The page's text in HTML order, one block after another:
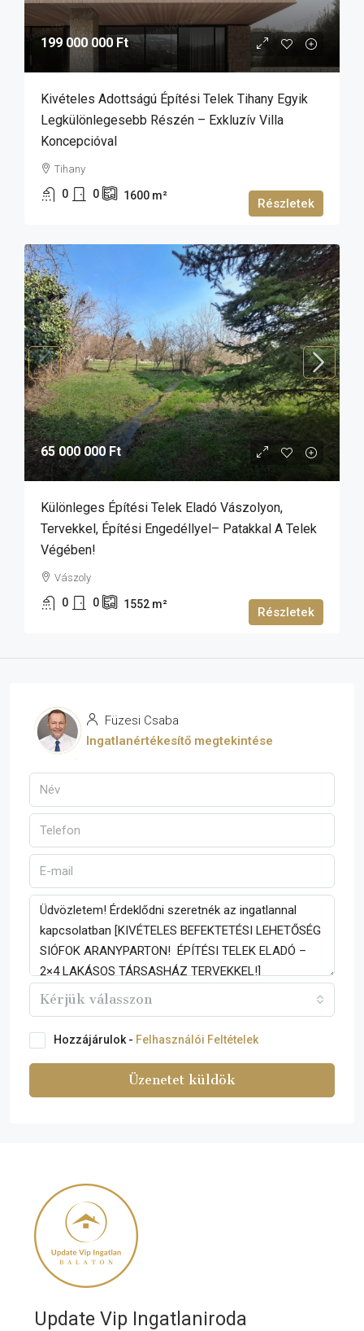
199 000 000 Ft
Kivételes Adottságú Építési Telek Tihany Egyik
Legkülönlegesebb Részén – Exkluzív Villa
Koncepcióval
Tihany
0 0 1600 m²
Részletek
65 000 000 Ft
Különleges Építési Telek Eladó Vászolyon,
Tervekkel, Építési Engedéllyel– Patakkal A Telek
Végében!
Vászoly
0 0 1552 m²
Részletek
Füzesi Csaba
Ingatlanértékesítő megtekintése
Kérjük válasszon
Hozzájárulok - Felhasználói Feltételek
Üzenetet küldök
Update Vip Ingatlaniroda